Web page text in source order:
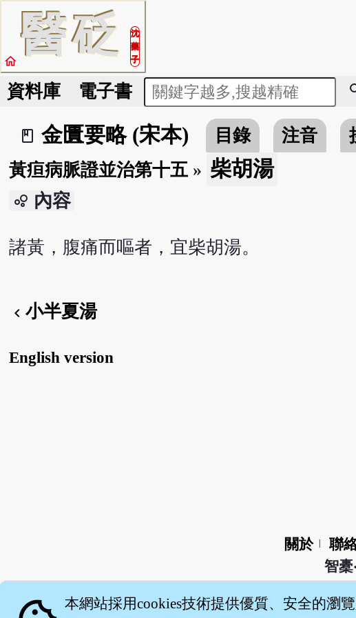
醫砭
沈
藥
子
home
資料庫 電子書
book_2
金匱要略 (宋本) 目錄 注音
黃疸病脈證並治第十五» 柴胡湯
bubble_chart 內容
諸黃，腹痛而嘔者，宜柴胡湯。
chevron_left 小半夏湯
English version
關於 聯
智橐‧
本網站採用cookies技術提供優質、安全的瀏